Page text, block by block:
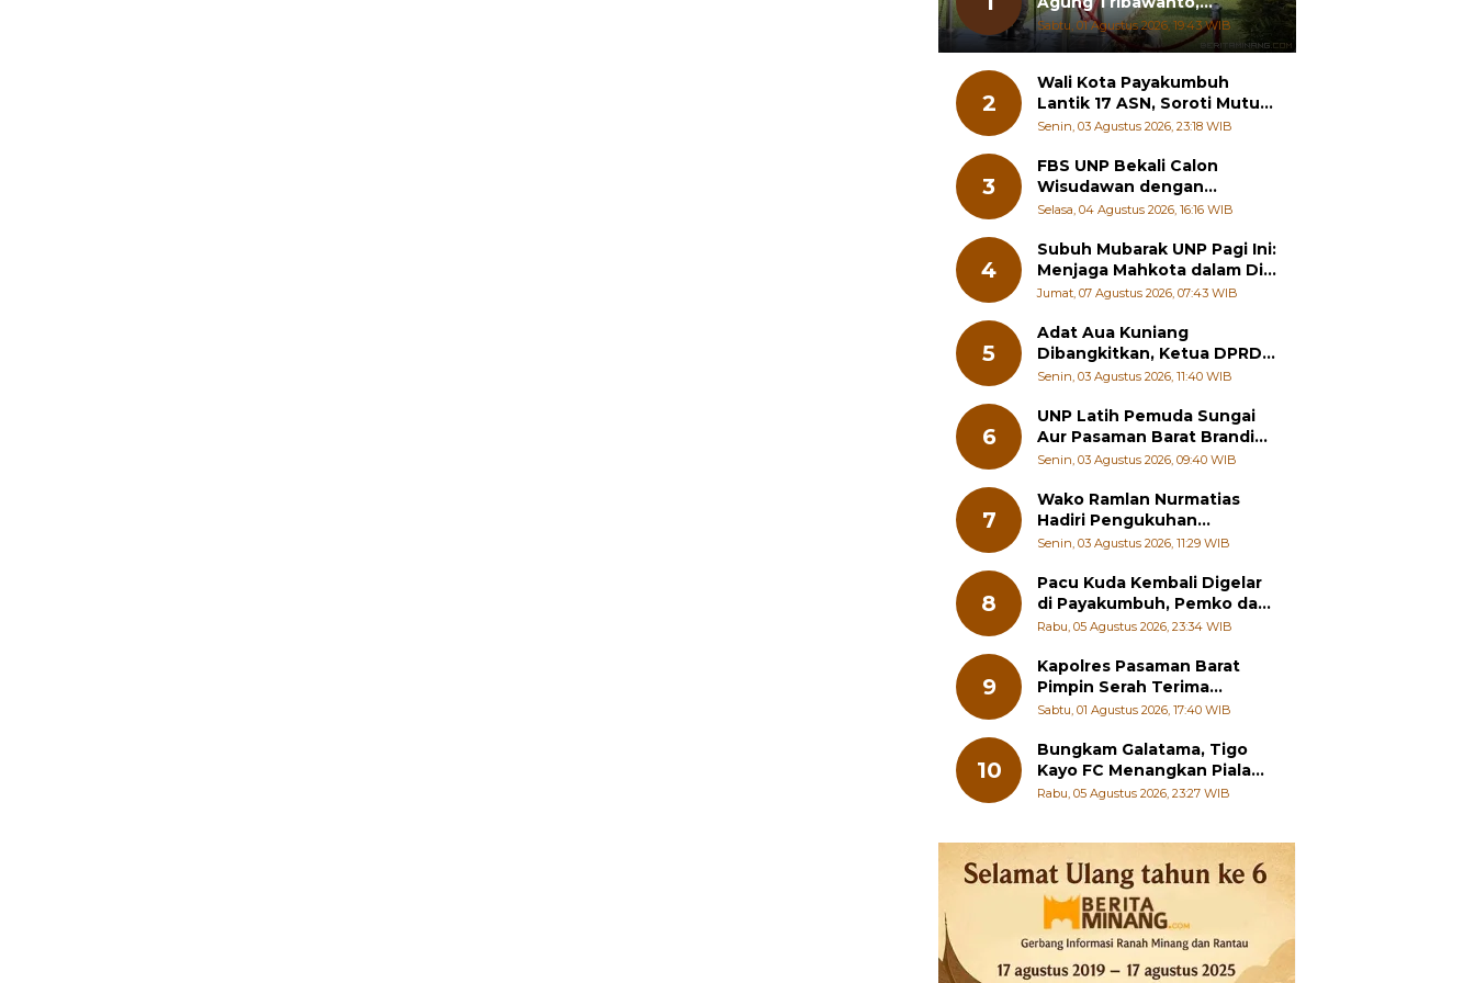
Tekankan Peningkatan
Pelayanan dan Sinergi
Sabtu, 01 Agustus 2026, 19:43 WIB
2
Wali Kota Payakumbuh
Lantik 17 ASN, Soroti Mutu
Sekolah hingga Pelayanan
Senin, 03 Agustus 2026, 23:18 WIB
3
FBS UNP Bekali Calon
Wisudawan dengan
Wawasan Karier Global dan
Selasa, 04 Agustus 2026, 16:16 WIB
4
Subuh Mubarak UNP Pagi Ini:
Menjaga Mahkota dalam Diri
Manusia
Jumat, 07 Agustus 2026, 07:43 WIB
5
Adat Aua Kuniang
Dibangkitkan, Ketua DPRD
Payakumbuh: Jangan
Hilang Jati Diri
Senin, 03 Agustus 2026, 11:40 WIB
6
UNP Latih Pemuda Sungai
Aur Pasaman Barat Branding
Wisata Beringin
Senin, 03 Agustus 2026, 09:40 WIB
7
Wako Ramlan Nurmatias
Hadiri Pengukuhan
Pengurus MUS-KB Serta
Senin, 03 Agustus 2026, 11:29 WIB
8
Pacu Kuda Kembali Digelar
di Payakumbuh, Pemko dan
Pordasi Kebut Persiapan!
Rabu, 05 Agustus 2026, 23:34 WIB
9
Kapolres Pasaman Barat
Pimpin Serah Terima
Jabatan PJU Polres dan
Sabtu, 01 Agustus 2026, 17:40 WIB
10
Bungkam Galatama, Tigo
Kayo FC Menangkan Piala
Wali Kota Payakumbuh Cup
Rabu, 05 Agustus 2026, 23:27 WIB